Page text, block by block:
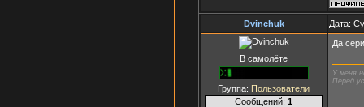
Dvinchuk Дата:
В самолёте
Группа: Пользователи
Сообщений: 1
Да
У меня
Перед